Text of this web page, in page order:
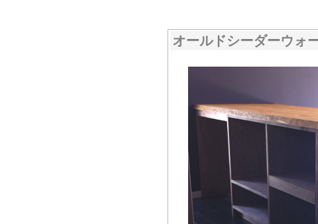
オールドシーダーウォ